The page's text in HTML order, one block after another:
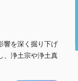
響を深く掘り下げ
、浄土宗や浄土真